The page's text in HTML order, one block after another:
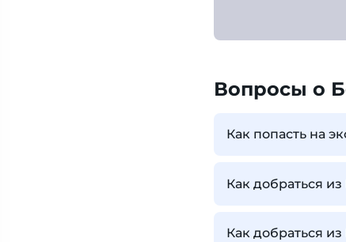
Вопросы о
Как попасть на
Как добраться
Как добраться